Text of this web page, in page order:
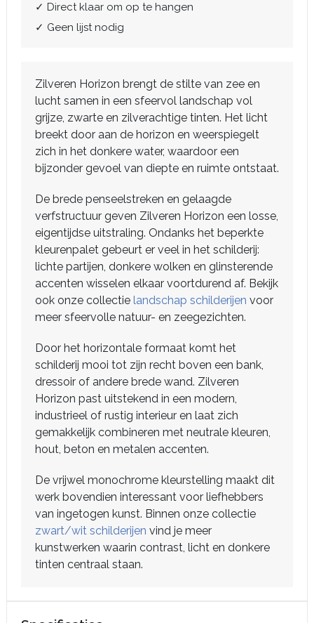
✓ Direct klaar om op te hangen
✓ Geen lijst nodig
Zilveren Horizon brengt de stilte van zee en
lucht samen in een sfeervol landschap vol
grijze, zwarte en zilverachtige tinten. Het licht
breekt door aan de horizon en weerspiegelt
zich in het donkere water, waardoor een
bijzonder gevoel van diepte en ruimte ontstaat.
De brede penseelstreken en gelaagde
verfstructuur geven Zilveren Horizon een losse,
eigentijdse uitstraling. Ondanks het beperkte
kleurenpalet gebeurt er veel in het schilderij:
lichte partijen, donkere wolken en glinsterende
accenten wisselen elkaar voortdurend af. Bekijk
ook onze collectie landschap schilderijen voor
meer sfeervolle natuur- en zeegezichten.
Door het horizontale formaat komt het
schilderij mooi tot zijn recht boven een bank,
dressoir of andere brede wand. Zilveren
Horizon past uitstekend in een modern,
industrieel of rustig interieur en laat zich
gemakkelijk combineren met neutrale kleuren,
hout, beton en metalen accenten.
De vrijwel monochrome kleurstelling maakt dit
werk bovendien interessant voor liefhebbers
van ingetogen kunst. Binnen onze collectie
zwart/wit schilderijen vind je meer
kunstwerken waarin contrast, licht en donkere
tinten centraal staan.